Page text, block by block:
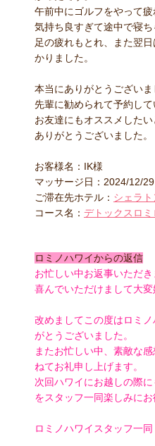
午前中にゴルフをやって
気持ち良すぎて途中で寝ち
足の疲れもとれ、また翌
かりました。
本当にありがとうございま
先輩に勧められて予約して
お友達にもオススメしたい
ありがとうございました。
お客様名：IK様
マッサージ日：2024/12/29
ご滞在先ホテル： シェラ
コース名： デトックスロ
ロミノハワイからの返信
お忙しい中お返事いただ
喜んでいただけまして大変
改めましてこの度はロミ
がとうございました。
またお忙しい中、素敵な
ねてお礼申し上げます。
次回ハワイにお越しの際
をスタッフ一同楽しみにお
ロミノハワイスタッフ一同